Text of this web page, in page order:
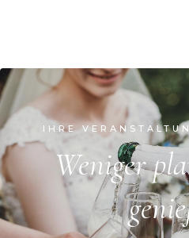
IHRE
Weniger